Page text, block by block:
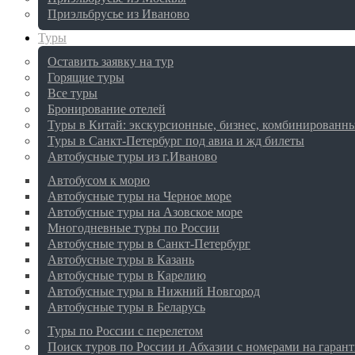
Приэльбрусье из Иваново
Туры
Оставить заявку на тур
Горящие туры
Все туры
Бронирование отелей
Туры в Китай: экскурсионные, бизнес,
Туры в Санкт-Петербург под авиа и жд билеты
Автобусные туры из г.Иваново
Автобусом к морю
Автобусные туры на Черное море
Автобусные туры на Азовское море
Многодневные туры по России
Автобусные туры в Санкт-Петербург
Автобусные туры в Казань
Автобусные туры в Карелию
Автобусные туры в Нижний Новгород
Автобусные туры в Беларусь
Туры по России с перелетом
Поиск туров по России и Абхазии с номерами на